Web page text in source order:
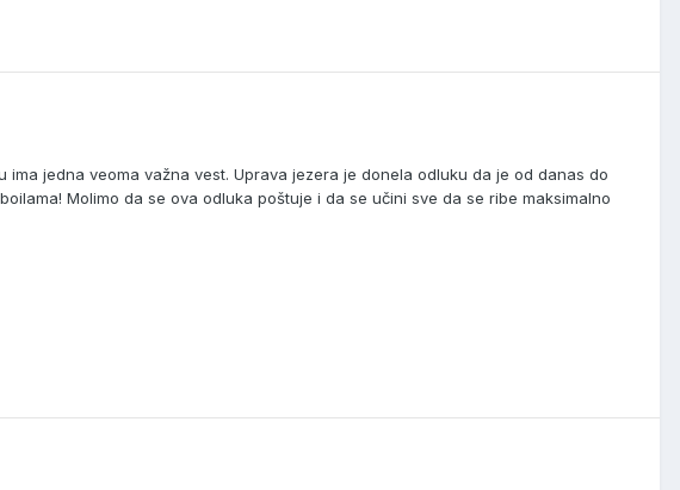
jedna veoma važna vest. Uprava jezera je donela odluku da je od danas do
Molimo da se ova odluka poštuje i da se učini sve da se ribe maksimalno